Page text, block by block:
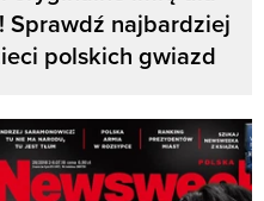
Sprawdź najbardziej
polskich gwiazd